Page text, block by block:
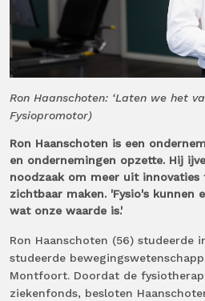
Ron Haanschoten: ‘Laten we het
Fysiopromotor)
Ron Haanschoten is een
en ondernemingen opzette. Hij
noodzaak om meer uit
zichtbaar maken. 'Fysio's kunnen
wat onze waarde is.'
Ron Haanschoten (56)
studeerde
Montfoort. Doordat de
ziekenfonds, besloten